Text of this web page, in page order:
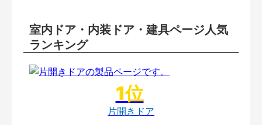
室内ドア・内装ドア・建具ページ人気
ランキング
片開きドア